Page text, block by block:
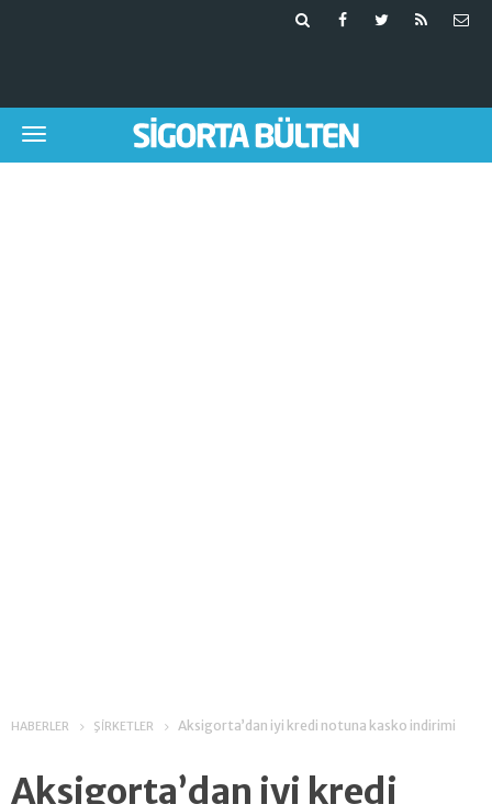
HABERLER ŞİRKETLER Aksigorta’dan iyi kredi notuna kasko indirimi
Aksigorta’dan iyi kredi